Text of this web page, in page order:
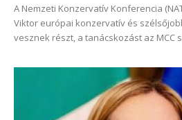
A Nemzeti Konzervatív Konferencia
Viktor európai konzervatív és
vesznek részt, a tanácskozást az MCC